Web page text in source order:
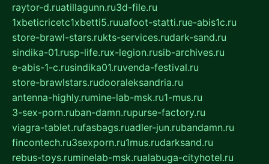
raytor-d.ruatillagunn.ru3d-file.ru
1xbeticricetc1xbetti5.ruuafoot-statti.rue-abis1c.ru
store-brawl-stars.rukts-services.rudark-sand.ru
sindika-01.rusp-life.rux-legion.rusib-archives.ru
e-abis-1-c.rusindika01.ruvenda-festival.ru
store-brawlstars.rudooraleksandria.ru
antenna-highly.rumine-lab-msk.ru1-mus.ru
3-sex-porn.ruban-damn.rupurse-factory.ru
viagra-tablet.rufasbags.ruadler-jun.rubandamn.ru
fincontech.ru3sexporn.ru1mus.rudarksand.ru
rebus-toys.ruminelab-msk.rualabuga-cityhotel.ru